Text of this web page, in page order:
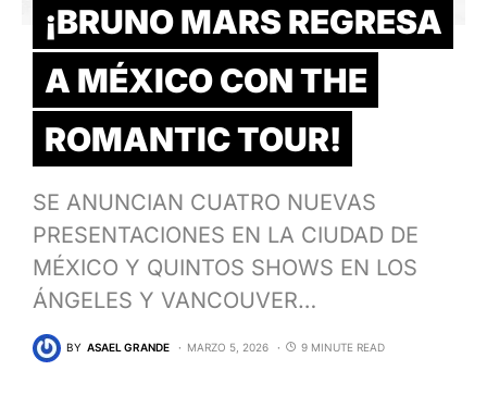
¡BRUNO MARS REGRESA
A MÉXICO CON THE
ROMANTIC TOUR!
SE ANUNCIAN CUATRO NUEVAS
PRESENTACIONES EN LA CIUDAD DE
MÉXICO Y QUINTOS SHOWS EN LOS
ÁNGELES Y VANCOUVER…
BY ASAEL GRANDE MARZO 5, 2026 9 MINUTE READ